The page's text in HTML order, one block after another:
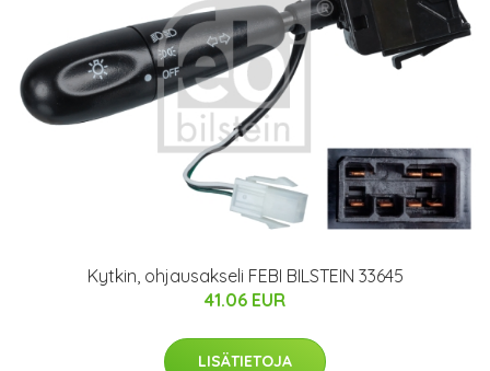
Kytkin, ohjausakseli FEBI BILSTEIN 33645
41.06 EUR
LISÄTIETOJA